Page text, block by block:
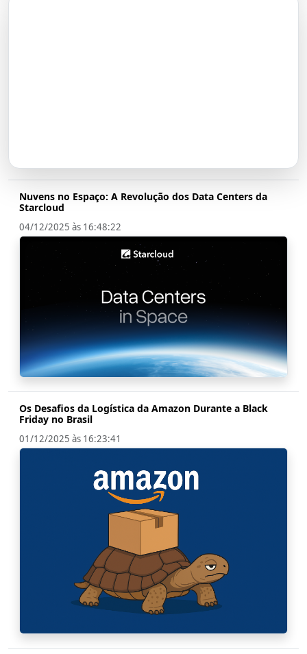
Nuvens no Espaço: A Revolução dos Data Centers da
Starcloud
04/12/2025 às 16:48:22
Os Desafios da Logística da Amazon Durante a Black
Friday no Brasil
01/12/2025 às 16:23:41